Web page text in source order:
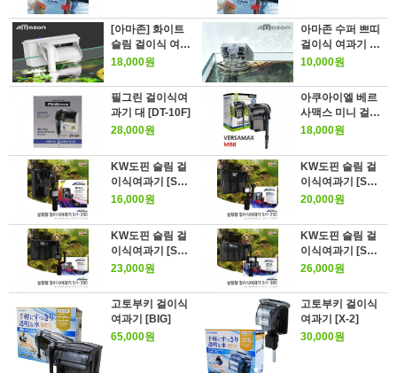
[아마존] 화이트
슬림 걸이식 여과
기 5W AMZ-45
18,000원
아마존 수퍼 쁘띠
걸이식 여과기 2
W (MB-400DC)
10,000원
필그린 걸이식여
과기 대 [DT-10F]
28,000원
아쿠아이엘 베르
사맥스 미니 걸이
식여과기 S
18,000원
KW도핀 슬림 걸
이식여과기 [SH-
200]
16,000원
KW도핀 슬림 걸
이식여과기 [SH-
250]
20,000원
KW도핀 슬림 걸
이식여과기 [SH-
280]
23,000원
KW도핀 슬림 걸
이식여과기 [SH-
380]
26,000원
고토부키 걸이식
여과기 [BIG]
65,000원
고토부키 걸이식
여과기 [X-2]
30,000원